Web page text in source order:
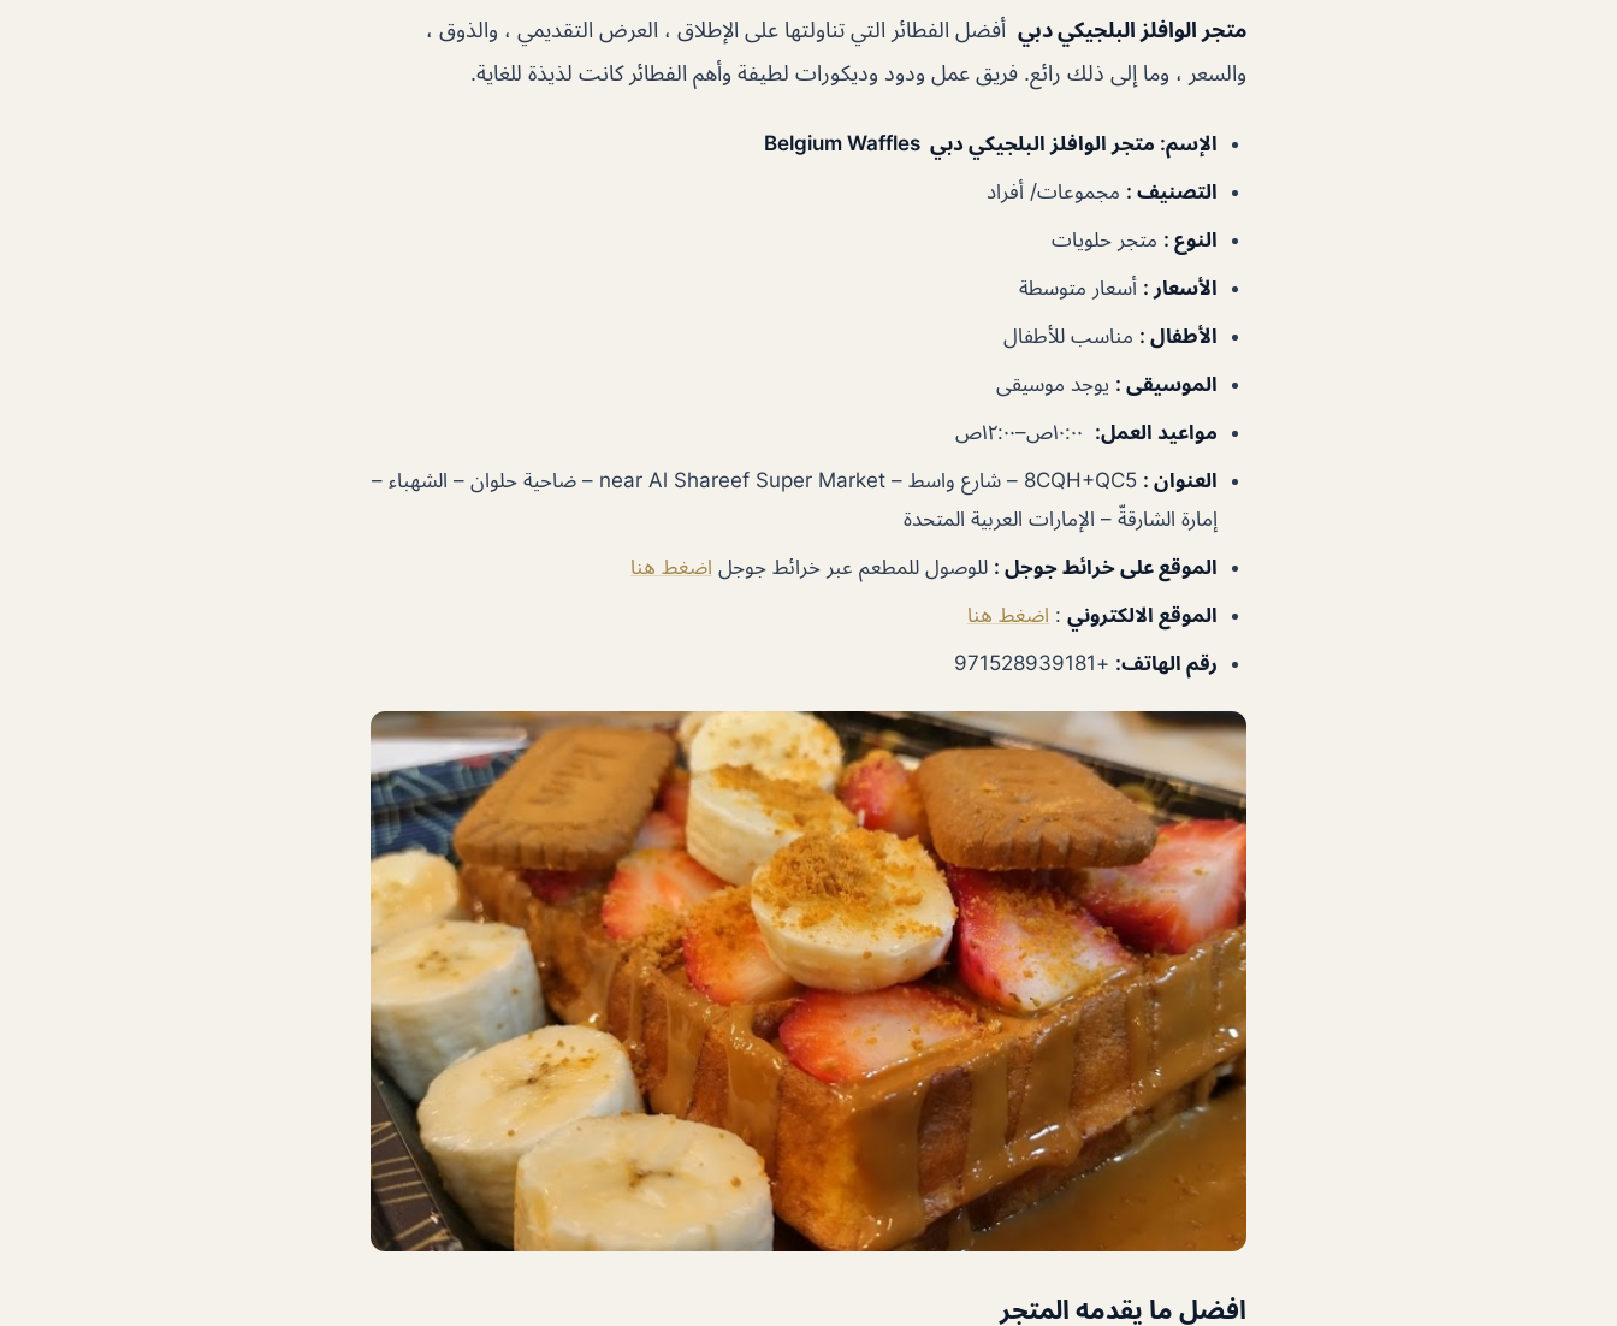
متجر الوافلز البلجيكي دبي أفضل الفطائر التي تناولتها على الإطلاق ، العرض التقديمي ، والذوق ،
والسعر ، وما إلى ذلك رائع. فريق عمل ودود وديكورات لطيفة وأهم الفطائر كانت لذيذة للغاية.
الإسم: متجر الوافلز البلجيكي دبي Belgium Waffles
التصنيف : مجموعات/ أفراد
النوع : متجر حلويات
الأسعار : أسعار متوسطة
الأطفال : مناسب للأطفال
الموسيقى : يوجد موسيقى
مواعيد العمل:
العنوان :
8CQH+QC5 – شارع واسط – near Al Shareef Super Market – ضاحية حلوان – الشهباء –
إمارة الشارقةّ – الإمارات العربية المتحدة
الموقع على خرائط جوجل : للوصول للمطعم عبر خرائط جوجل اضغط هنا
الموقع الالكتروني : اضغط هنا
رقم الهاتف:
+971528939181
افضل ما يقدمه المتجر